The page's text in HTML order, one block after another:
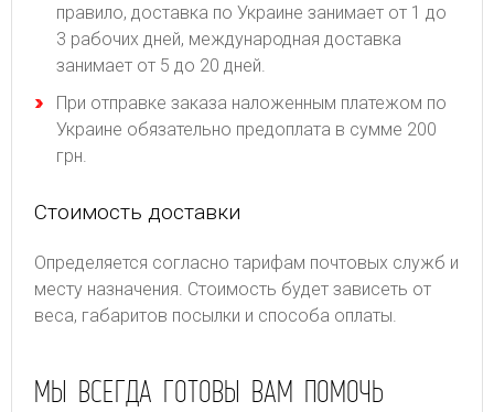
правило, доставка по Украине занимает от 1 до
3 рабочих дней, международная доставка
занимает от 5 до 20 дней.
При отправке заказа наложенным платежом по
Украине обязательно предоплата в сумме 200
грн.
Стоимость доставки
Определяется согласно тарифам почтовых служб и
месту назначения. Стоимость будет зависеть от
веса, габаритов посылки и способа оплаты.
МЫ ВСЕГДА ГОТОВЫ ВАМ ПОМОЧЬ